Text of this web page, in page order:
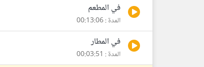
في المطعم
المدة : 00:13:06
في المطار
المدة : 00:03:51